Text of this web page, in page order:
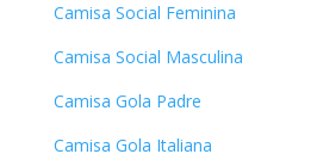
Camisa Social Feminina
Camisa Social Masculina
Camisa Gola Padre
Camisa Gola Italiana